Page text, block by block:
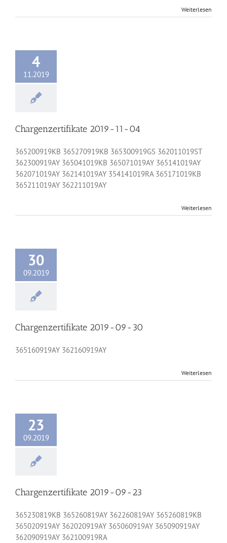
Weiterlesen
4
11.2019
Chargenzertifikate 2019-11-04
365200919KB 365270919KB 365300919GS 362011019ST
362300919AY 365041019KB 365071019AY 365141019AY
362071019AY 362141019AY 354141019RA 365171019KB
365211019AY 362211019AY
Weiterlesen
30
09.2019
Chargenzertifikate 2019-09-30
365160919AY 362160919AY
Weiterlesen
23
09.2019
Chargenzertifikate 2019-09-23
365230819KB 365260819AY 362260819AY 365260819KB
365020919AY 362020919AY 365060919AY 365090919AY
362090919AY 362100919RA